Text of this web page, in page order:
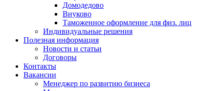
Домодедово
Внуково
Таможенное оформление для физ. лиц
Индивидуальные решения
Полезная информация
Новости и статьи
Договоры
Контакты
Вакансии
Менеджер по развитию бизнеса